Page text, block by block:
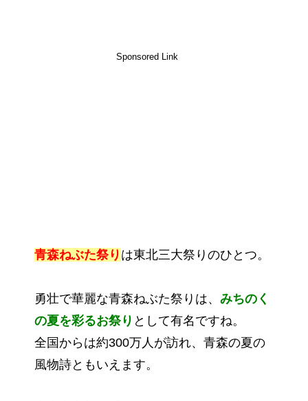
Sponsored Link
青森ねぶた祭り は東北三大祭りのひとつ。
勇壮で華麗な青森ねぶた祭りは、 みちのく
の夏を彩るお祭り として有名ですね。
全国からは約300万人が訪れ、青森の夏の
風物詩ともいえます。